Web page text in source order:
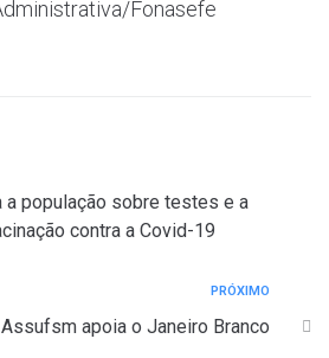
Fonasefe
a população sobre testes e a
contra a Covid-19
PRÓXIMO
apoia o Janeiro Branco